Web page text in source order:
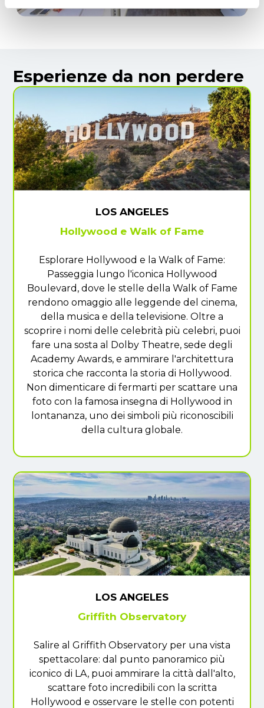
Esperienze da non perdere
LOS ANGELES
Hollywood e Walk of Fame
Esplorare Hollywood e la Walk of Fame:
Passeggia lungo l'iconica Hollywood
Boulevard, dove le stelle della Walk of Fame
rendono omaggio alle leggende del cinema,
della musica e della televisione. Oltre a
scoprire i nomi delle celebrità più celebri, puoi
fare una sosta al Dolby Theatre, sede degli
Academy Awards, e ammirare l'architettura
storica che racconta la storia di Hollywood.
Non dimenticare di fermarti per scattare una
foto con la famosa insegna di Hollywood in
lontananza, uno dei simboli più riconoscibili
della cultura globale.
LOS ANGELES
Griffith Observatory
Salire al Griffith Observatory per una vista
spettacolare: dal punto panoramico più
iconico di LA, puoi ammirare la città dall'alto,
scattare foto incredibili con la scritta
Hollywood e osservare le stelle con potenti